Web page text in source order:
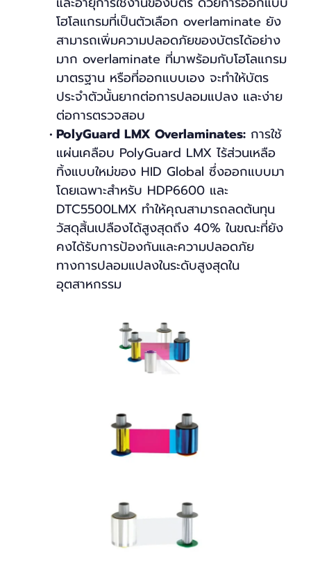
โฮโลแกรมที่เป็นตัวเลือก overlaminate ยัง
สามารถเพิ่มความปลอดภัยของบัตรได้อย่าง
มาก overlaminate ที่มาพร้อมกับโฮโลแกรม
มาตรฐาน หรือที่ออกแบบเอง จะทำให้บัตร
ประจำตัวนั้นยากต่อการปลอมแปลง และง่าย
ต่อการตรวจสอบ
PolyGuard LMX Overlaminates:การใช้
แผ่นเคลือบ PolyGuard LMX ไร้ส่วนเหลือ
ทิ้งแบบใหม่ของ HID Global ซึ่งออกแบบมา
โดยเฉพาะสำหรับ HDP6600 และ
DTC5500LMX ทำให้คุณสามารถลดต้นทุน
วัสดุสิ้นเปลืองได้สูงสุดถึง 40% ในขณะที่ยัง
คงได้รับการป้องกันและความปลอดภัย
ทางการปลอมแปลงในระดับสูงสุดใน
อุตสาหกรรม